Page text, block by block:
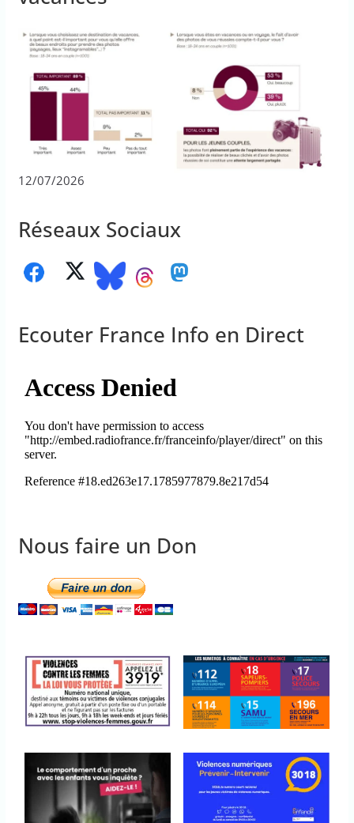
12/07/2026
Réseaux Sociaux
Ecouter France Info en Direct
Nous faire un Don